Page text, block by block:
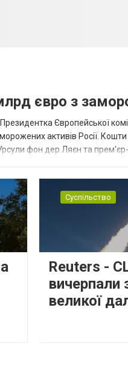
євро з
Європейської
активів Росії.
Урсули фон дер Ляєн та
Суспільство
Reuters -
вичерпали
великої